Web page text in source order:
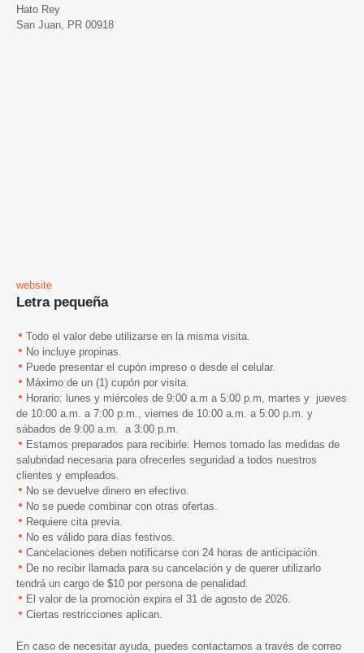
Hato Rey
San Juan, PR 00918
website
Letra pequeña
Todo el valor debe utilizarse en la misma visita.
No incluye propinas.
Puede presentar el cupón impreso o desde el celular.
Máximo de un (1) cupón por visita.
Horario: lunes y miércoles de 9:00 a.m a 5:00 p.m, martes y jueves
de 10:00 a.m. a 7:00 p.m., viernes de 10:00 a.m. a 5:00 p.m. y
sábados de 9:00 a.m. a 3:00 p.m.
Estamos preparados para recibirle: Hemos tomado las medidas de
salubridad necesaria para ofrecerles seguridad a todos nuestros
clientes y empleados.
No se devuelve dinero en efectivo.
No se puede combinar con otras ofertas.
Requiere cita previa.
No es válido para días festivos.
Cancelaciones deben notificarse con 24 horas de anticipación.
De no recibir llamada para su cancelación y de querer utilizarlo
tendrá un cargo de $10 por persona de penalidad.
El valor de la promoción expira el 31 de agosto de 2026.
Ciertas restricciones aplican.
En caso de necesitar ayuda, puedes contactarnos a través de correo